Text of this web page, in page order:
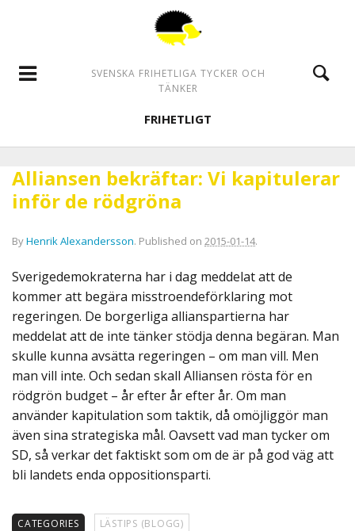
SVENSKA FRIHETLIGA TYCKER OCH
TÄNKER
FRIHETLIGT
Alliansen bekräftar: Vi kapitulerar
inför de rödgröna
ByHenrik Alexandersson. Published on 2015-01-14.
Sverigedemokraterna har i dag meddelat att de
kommer att begära misstroendeförklaring mot
regeringen. De borgerliga allianspartierna har
meddelat att de inte tänker stödja denna begäran. Man
skulle kunna avsätta regeringen – om man vill. Men
man vill inte. Och sedan skall Alliansen rösta för en
rödgrön budget – år efter år efter år. Om man
använder kapitulation som taktik, då omöjliggör man
även sina strategiska mål. Oavsett vad man tycker om
SD, så verkar det faktiskt som om de är på god väg att
bli landets enda oppositionsparti.
CATEGORIES LÄSTIPS (BLOGG)